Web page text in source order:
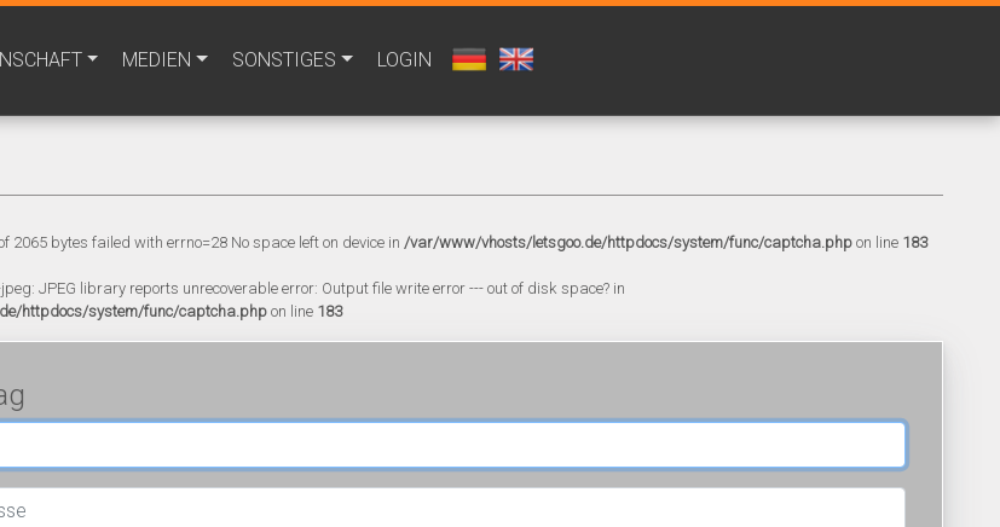
MEDIEN SONSTIGES LOGIN
2065 bytes failed with errno=28 No space left on device in /var/www/vhosts/letsgoo.de/httpdocs/system/func/captcha.php on line 183
JPEG library reports unrecoverable error: Output file write error --- out of disk space? in
httpdocs/system/func/captcha.phpon line 183